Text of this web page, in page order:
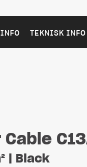
TEKNISK INFO
| Black